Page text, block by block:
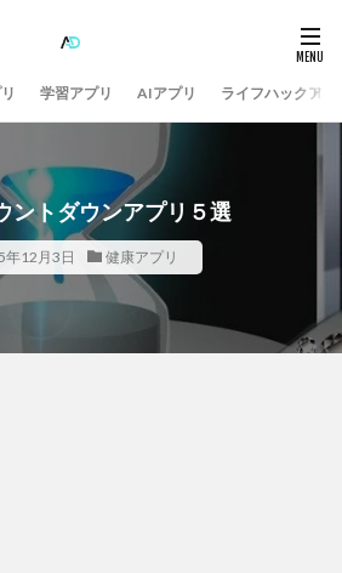
学習アプリ AIアプリ ライフハックアプ
ントダウンアプリ５選
年12月3日 健康アプリ